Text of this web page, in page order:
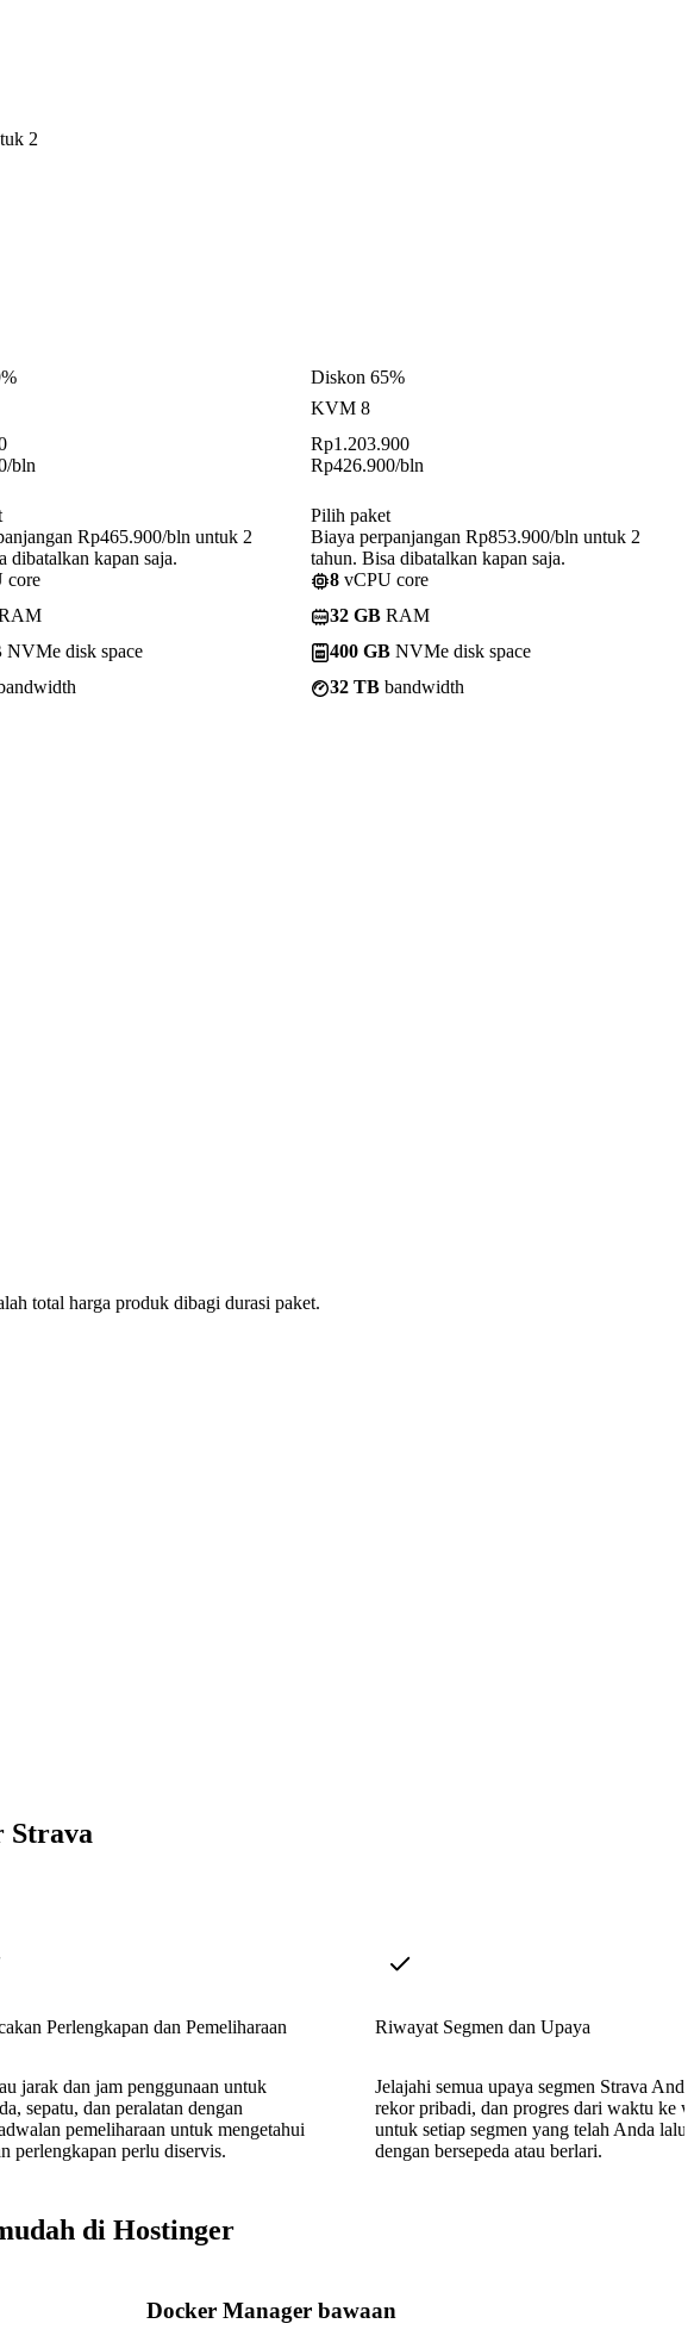
2
/bln
Rp465.900/bln untuk 2
dibatalkan kapan saja.
core
NVMe disk space
Diskon 65%
KVM 8
Rp1.203.900
Rp426.900/bln
Pilih paket
Biaya perpanjangan Rp853.900/bln untuk 2
tahun. Bisa dibatalkan kapan saja.
8 vCPU core
32 GB RAM
400 GB NVMe disk space
32 TB bandwidth
total harga produk dibagi durasi paket.
Strava
Perlengkapan dan Pemeliharaan
jarak dan jam penggunaan untuk
sepatu, dan peralatan dengan
pemeliharaan untuk mengetahui
perlengkapan perlu diservis.
Riwayat Segmen dan Upaya
Jelajahi semua upaya segmen Strava
rekor pribadi, dan progres dari waktu ke
untuk setiap segmen yang telah Anda lalui
dengan bersepeda atau berlari.
di Hostinger
Docker Manager bawaan